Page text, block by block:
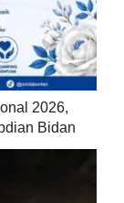
2026,
Bidan